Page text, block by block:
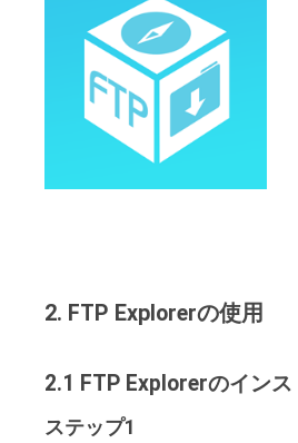
2. FTP Explorerの使用
2.1 FTP Explorerのインス
ステップ1